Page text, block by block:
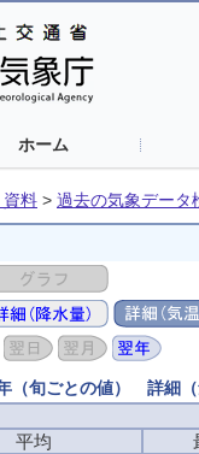
ホーム
資料 > 過去の気象データ
旬ごとの値） 詳細（
平均